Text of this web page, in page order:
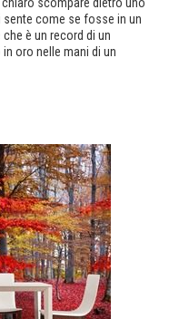
sente come se fosse in un
è un record di un
oro nelle mani di un